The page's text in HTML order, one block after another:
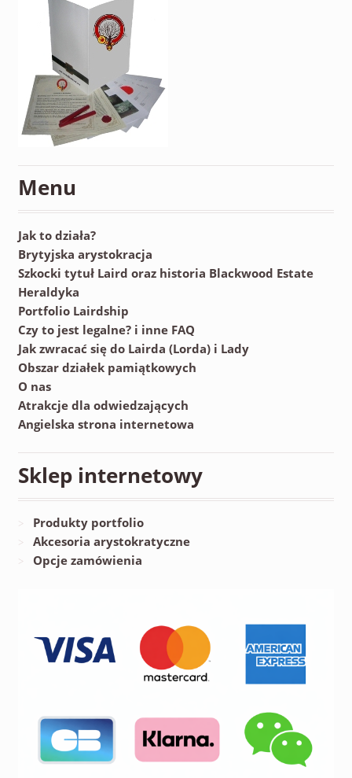
Menu
Jak to działa?
Brytyjska arystokracja
Szkocki tytuł Laird oraz historia Blackwood Estate
Heraldyka
Portfolio Lairdship
Czy to jest legalne? i inne FAQ
Jak zwracać się do Lairda (Lorda) i Lady
Obszar działek pamiątkowych
O nas
Atrakcje dla odwiedzających
Angielska strona internetowa
Sklep internetowy
Produkty portfolio
Akcesoria arystokratyczne
Opcje zamówienia